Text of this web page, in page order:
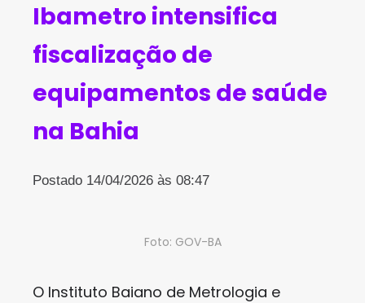
Ibametro intensifica
fiscalização de
equipamentos de saúde
na Bahia
Postado 14/04/2026 às 08:47
Foto: GOV-BA
O Instituto Baiano de Metrologia e